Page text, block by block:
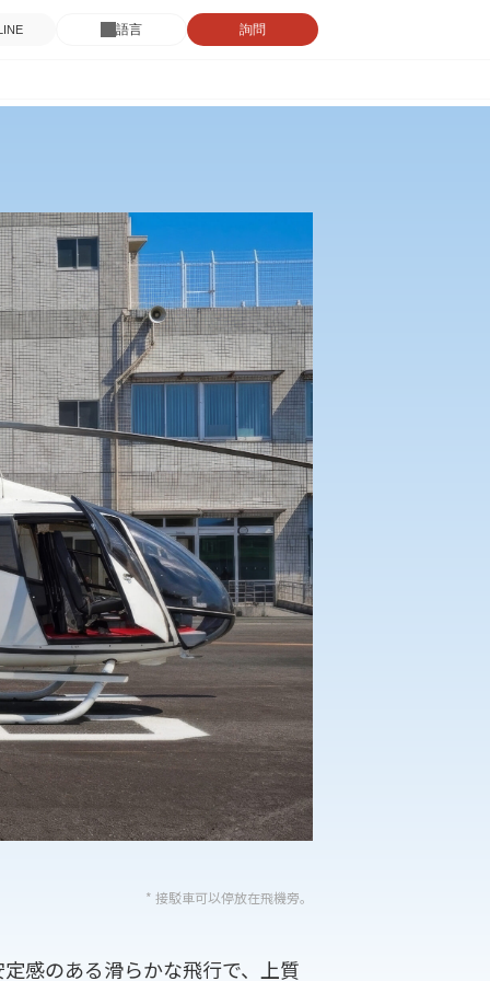
語言 詢問
* 接駁車可以停放在飛機旁。
感のある滑らかな飛行で、上質